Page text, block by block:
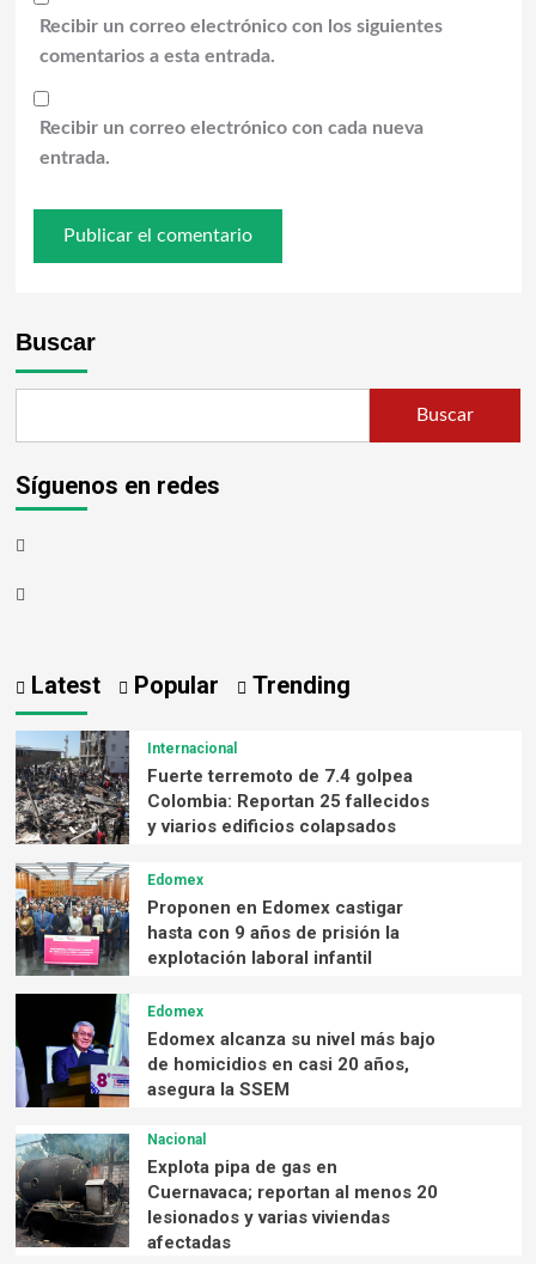
Recibir un correo electrónico con los siguientes
comentarios a esta entrada.
Recibir un correo electrónico con cada nueva
entrada.
Buscar
Buscar
Síguenos en redes
Latest Popular Trending
Internacional
Fuerte terremoto de 7.4 golpea
Colombia: Reportan 25 fallecidos
y viarios edificios colapsados
Edomex
Proponen en Edomex castigar
hasta con 9 años de prisión la
explotación laboral infantil
Edomex
Edomex alcanza su nivel más bajo
de homicidios en casi 20 años,
asegura la SSEM
Nacional
Explota pipa de gas en
Cuernavaca; reportan al menos 20
lesionados y varias viviendas
afectadas